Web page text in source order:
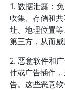
1. 数据泄露：
收集、存储和
址、地理位置
第三方，从而威
2. 恶意软件和
件或广告插件
告。这些恶意